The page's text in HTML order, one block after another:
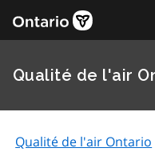
Qualité de l'air
Qualité de l'air Ontario